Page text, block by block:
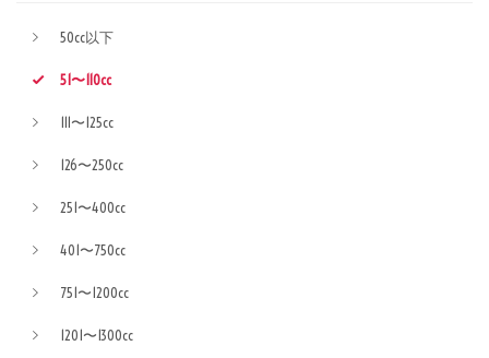
50cc以下
51〜110cc
111〜125cc
126〜250cc
251〜400cc
401〜750cc
751〜1200cc
1201〜1300cc